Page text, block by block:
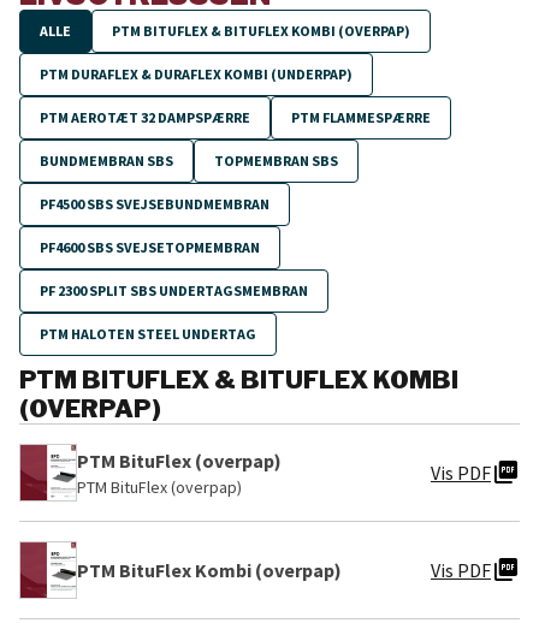
ALLE PTM BITUFLEX & BITUFLEX KOMBI (OVERPAP)
PTM DURAFLEX & DURAFLEX KOMBI (UNDERPAP)
PTM AEROTÆT 32 DAMPSPÆRRE PTM FLAMMESPÆRRE
BUNDMEMBRAN SBS TOPMEMBRAN SBS
PF4500 SBS SVEJSEBUNDMEMBRAN
PF4600 SBS SVEJSETOPMEMBRAN
PF 2300 SPLIT SBS UNDERTAGSMEMBRAN
PTM HALOTEN STEEL UNDERTAG
PTM BITUFLEX & BITUFLEX KOMBI
(OVERPAP)
PTM BituFlex (overpap)
PTM BituFlex (overpap)
Vis PDFpicture_as_pdf
PTM BituFlex Kombi (overpap) Vis PDFpicture_as_pdf